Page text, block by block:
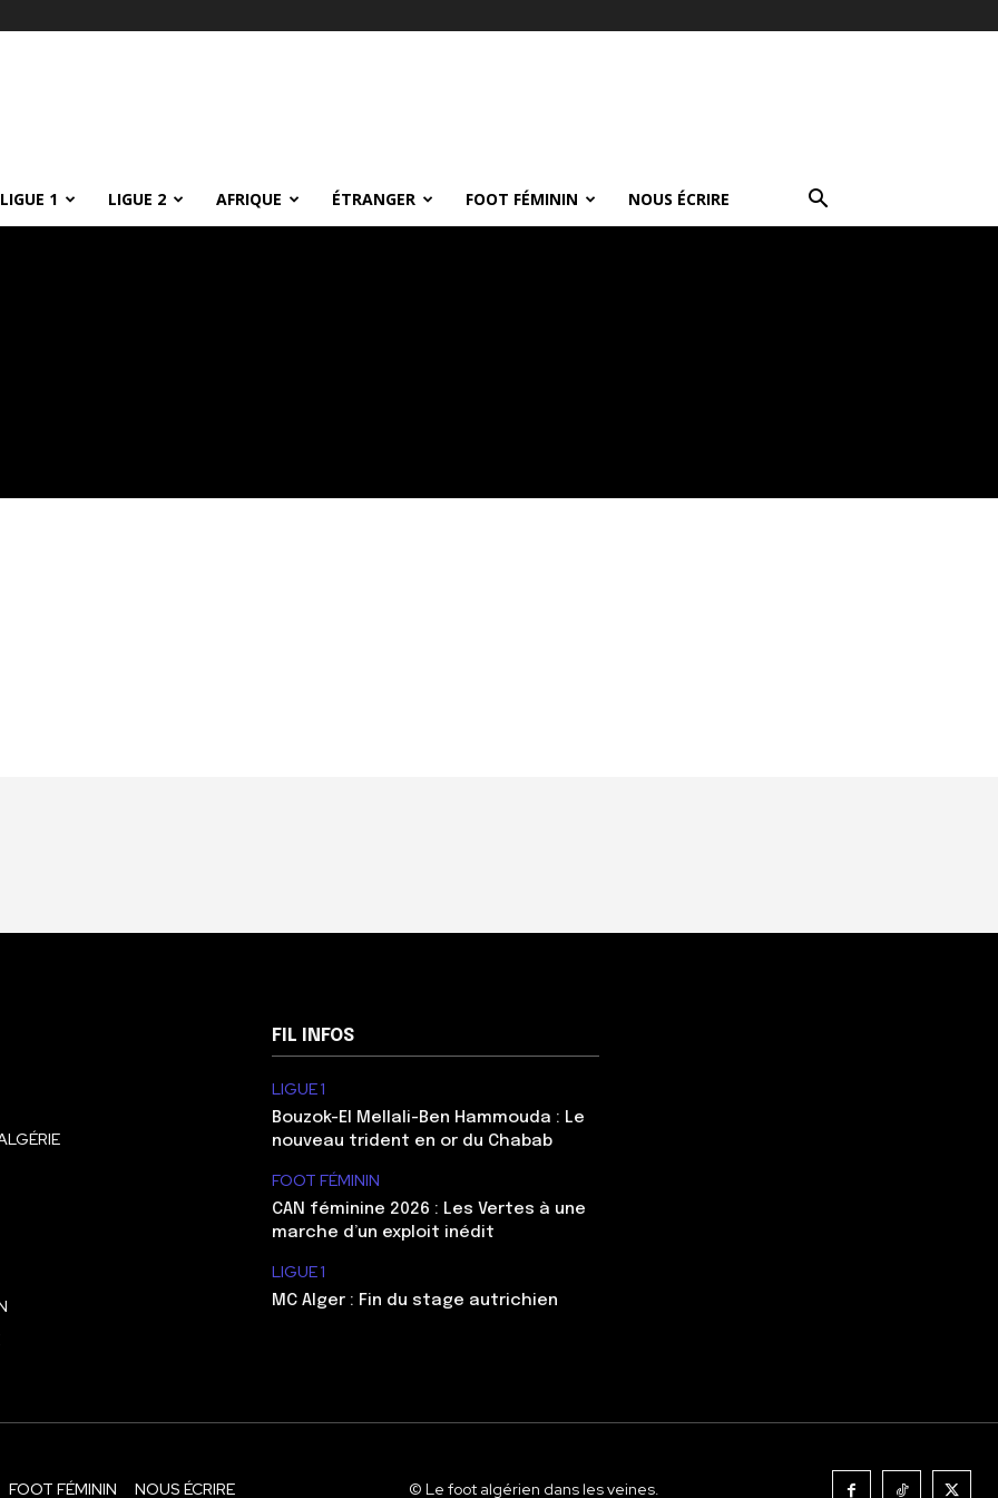
LIGUE 1 LIGUE 2 AFRIQUE ÉTRANGER FOOT FÉMININ NOUS ÉCRIRE
FIL INFOS
LIGUE 1
Bouzok-El Mellali-Ben Hammouda : Le
nouveau trident en or du Chabab
FOOT FÉMININ
CAN féminine 2026 : Les Vertes à une
marche d’un exploit inédit
LIGUE 1
MC Alger : Fin du stage autrichien
FOOT FÉMININ NOUS ÉCRIRE © Le foot algérien dans les veines.